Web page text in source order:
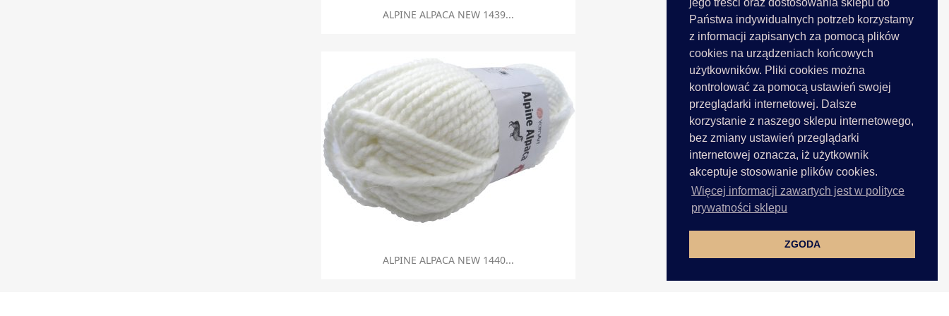
jego treści oraz dostosowania sklepu do
Państwa indywidualnych potrzeb korzystamy
z informacji zapisanych za pomocą plików
cookies na urządzeniach końcowych
użytkowników. Pliki cookies można
kontrolować za pomocą ustawień swojej
przeglądarki internetowej. Dalsze
korzystanie z naszego sklepu internetowego,
bez zmiany ustawień przeglądarki
internetowej oznacza, iż użytkownik
akceptuje stosowanie plików cookies.
Więcej informacji zawartych jest w polityce
prywatności sklepu
ZGODA
Szybki podgląd
ALPINE ALPACA NEW 1439...
Szybki podgląd
ALPINE ALPACA NEW 1440...